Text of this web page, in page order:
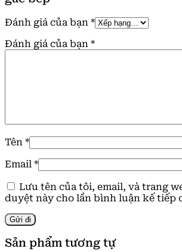
Đánh giá của bạn *
Đánh giá của bạn *
Tên *
Email *
Lưu tên của tôi, email, và trang
duyệt này cho lần bình luận kế tiếp
Sản phẩm tương tự